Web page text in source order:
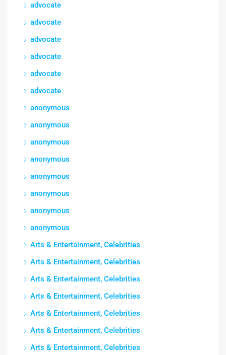
advocate
advocate
advocate
advocate
advocate
advocate
anonymous
anonymous
anonymous
anonymous
anonymous
anonymous
anonymous
anonymous
Arts & Entertainment, Celebrities
Arts & Entertainment, Celebrities
Arts & Entertainment, Celebrities
Arts & Entertainment, Celebrities
Arts & Entertainment, Celebrities
Arts & Entertainment, Celebrities
Arts & Entertainment, Celebrities